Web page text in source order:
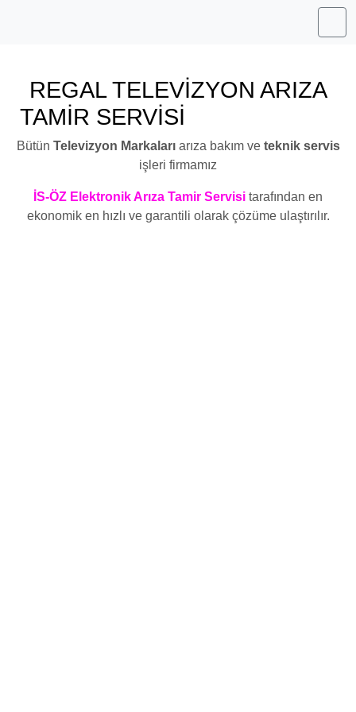
REGAL TELEVİZYON ARIZA
TAMİR SERVİSİ
Bütün Televizyon Markalarıarıza bakım veteknik servis
işleri firmamız
İS-ÖZ Elektronik Arıza Tamir Servisi tarafından en
ekonomik en hızlı ve garantili olarak çözüme ulaştırılır.